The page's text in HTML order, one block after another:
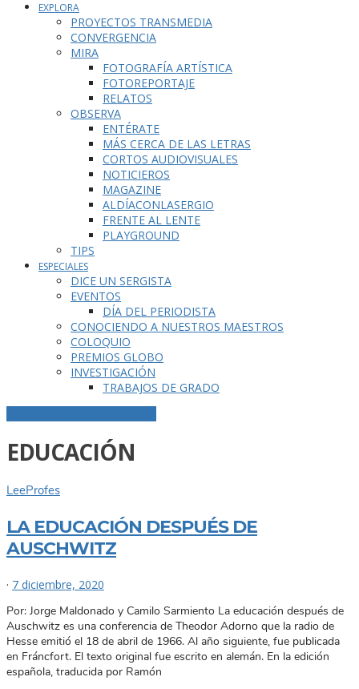
EXPLORA
PROYECTOS TRANSMEDIA
CONVERGENCIA
MIRA
FOTOGRAFÍA ARTÍSTICA
FOTOREPORTAJE
RELATOS
OBSERVA
ENTÉRATE
MÁS CERCA DE LAS LETRAS
CORTOS AUDIOVISUALES
NOTICIEROS
MAGAZINE
ALDÍACONLASERGIO
FRENTE AL LENTE
PLAYGROUND
TIPS
ESPECIALES
DICE UN SERGISTA
EVENTOS
DÍA DEL PERIODISTA
CONOCIENDO A NUESTROS MAESTROS
COLOQUIO
PREMIOS GLOBO
INVESTIGACIÓN
TRABAJOS DE GRADO
EDUCACIÓN
LeeProfes
LA EDUCACIÓN DESPUÉS DE
AUSCHWITZ
· 7 diciembre, 2020
Por: Jorge Maldonado y Camilo Sarmiento La educación después de
Auschwitz es una conferencia de Theodor Adorno que la radio de
Hesse emitió el 18 de abril de 1966. Al año siguiente, fue publicada
en Fráncfort. El texto original fue escrito en alemán. En la edición
española, traducida por Ramón